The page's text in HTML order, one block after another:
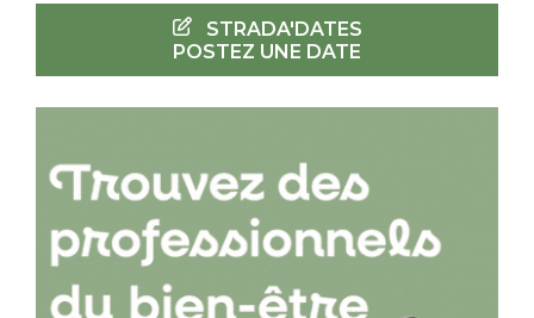
STRADA'DATES
POSTEZ UNE DATE